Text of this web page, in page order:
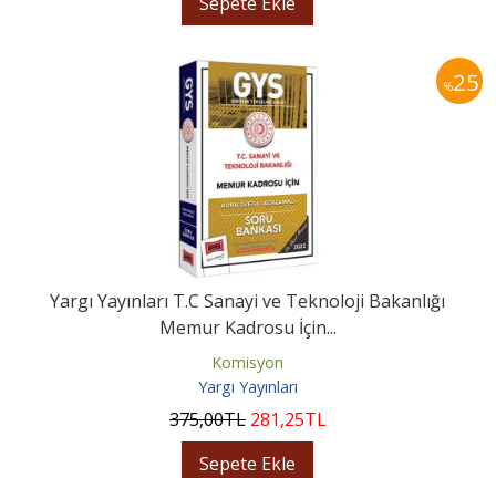
%25
Yargı Yayınları T.C Sanayi ve Teknoloji Bakanlığı
Memur Kadrosu İçin...
Komisyon
Yargı Yayınları
375,00TL 281,25TL
Sepete Ekle